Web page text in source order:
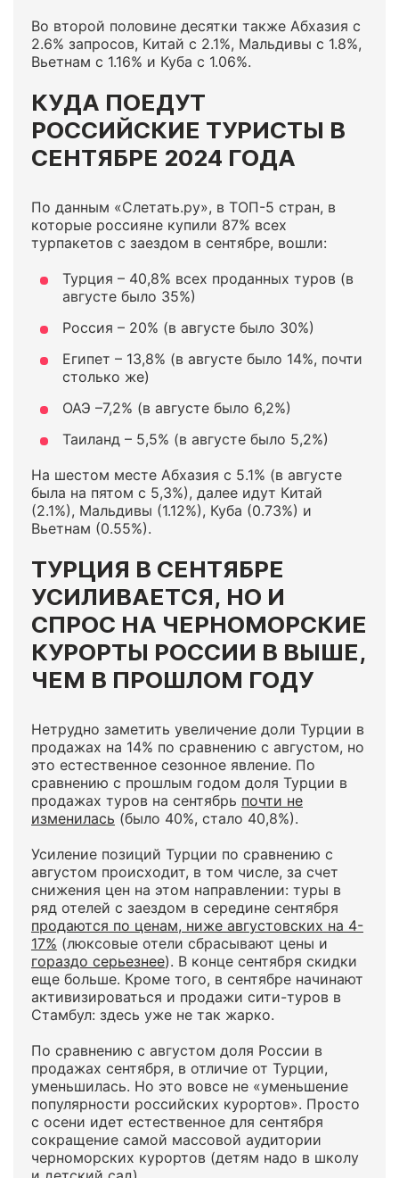
Во второй половине десятки также Абхазия с
2.6% запросов, Китай с 2.1%, Мальдивы с 1.8%,
Вьетнам с 1.16% и Куба с 1.06%.
КУДА ПОЕДУТ
РОССИЙСКИЕ ТУРИСТЫ В
СЕНТЯБРЕ 2024 ГОДА
По данным «Слетать.ру», в ТОП-5 стран, в
которые россияне купили 87% всех
турпакетов с заездом в сентябре, вошли:
Турция – 40,8% всех проданных туров (в
августе было 35%)
Россия – 20% (в августе было 30%)
Египет – 13,8% (в августе было 14%, почти
столько же)
ОАЭ –7,2% (в августе было 6,2%)
Таиланд – 5,5% (в августе было 5,2%)
На шестом месте Абхазия с 5.1% (в августе
была на пятом с 5,3%), далее идут Китай
(2.1%), Мальдивы (1.12%), Куба (0.73%) и
Вьетнам (0.55%).
ТУРЦИЯ В СЕНТЯБРЕ
УСИЛИВАЕТСЯ, НО И
СПРОС НА ЧЕРНОМОРСКИЕ
КУРОРТЫ РОССИИ В ВЫШЕ,
ЧЕМ В ПРОШЛОМ ГОДУ
Нетрудно заметить увеличение доли Турции в
продажах на 14% по сравнению с августом, но
это естественное сезонное явление. По
сравнению с прошлым годом доля Турции в
продажах туров на сентябрь почти не
изменилась (было 40%, стало 40,8%).
Усиление позиций Турции по сравнению с
августом происходит, в том числе, за счет
снижения цен на этом направлении: туры в
ряд отелей с заездом в середине сентября
продаются по ценам, ниже августовских на 4-
17% (люксовые отели сбрасывают цены и
гораздо серьезнее). В конце сентября скидки
еще больше. Кроме того, в сентябре начинают
активизироваться и продажи сити-туров в
Стамбул: здесь уже не так жарко.
По сравнению с августом доля России в
продажах сентября, в отличие от Турции,
уменьшилась. Но это вовсе не «уменьшение
популярности российских курортов». Просто
с осени идет естественное для сентября
сокращение самой массовой аудитории
черноморских курортов (детям надо в школу